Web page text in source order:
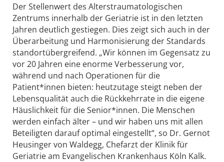
Der Stellenwert des Alterstraumatologischen
Zentrums innerhalb der Geriatrie ist in den letzten
Jahren deutlich gestiegen. Dies zeigt sich auch in der
Überarbeitung und Harmonisierung der Standards
standortübergreifend. „Wir können im Gegensatz zu
vor 20 Jahren eine enorme Verbesserung vor,
während und nach Operationen für die
Patient*innen bieten: heutzutage steigt neben der
Lebensqualität auch die Rückkehrrate in die eigene
Häuslichkeit für die Senior*innen. Die Menschen
werden einfach älter – und wir haben uns mit allen
Beteiligten darauf optimal eingestellt“, so Dr. Gernot
Heusinger von Waldegg, Chefarzt der Klinik für
Geriatrie am Evangelischen Krankenhaus Köln Kalk.